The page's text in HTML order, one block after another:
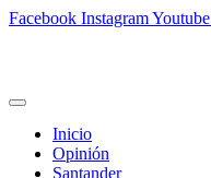
Facebook InstagramYoutube
Inicio
Opinión
Santander